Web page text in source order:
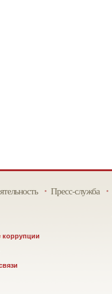
Пресс-служба
коррупции